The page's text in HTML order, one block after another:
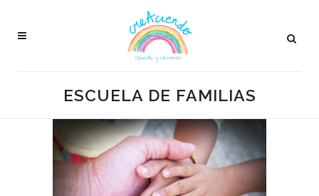
ESCUELA DE FAMILIAS